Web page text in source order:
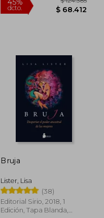
Bruja
Lister, Lisa
(38)
Editorial Sirio, 2018, 1
Edición, Tapa Blanda,